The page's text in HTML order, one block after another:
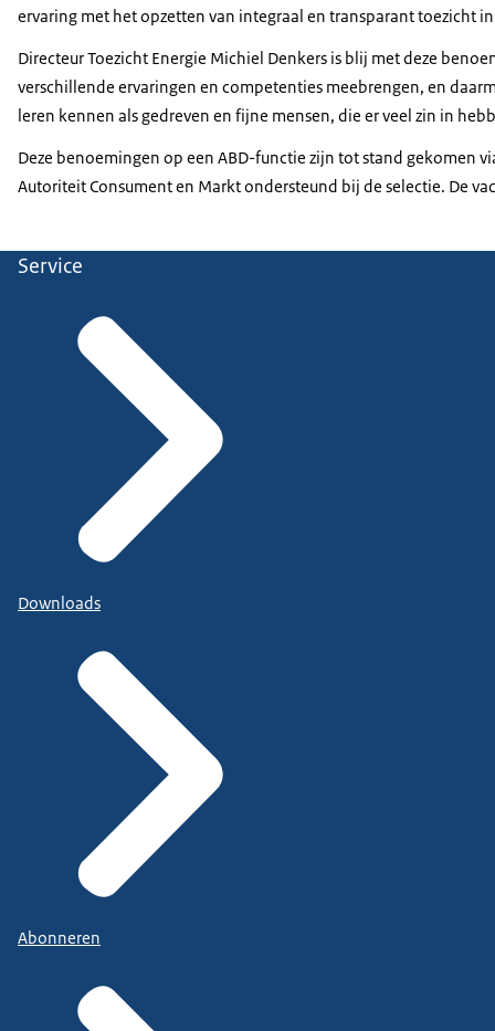
ervaring met het opzetten van integraal en transparant toezicht
Directeur Toezicht Energie Michiel Denkers is blij met deze
verschillende ervaringen en competenties meebrengen, en
leren kennen als gedreven en fijne mensen, die er veel zin in
Deze benoemingen op een ABD-functie zijn tot stand gekomen
Autoriteit Consument en Markt ondersteund bij de selectie. De
Service
Downloads
Abonneren